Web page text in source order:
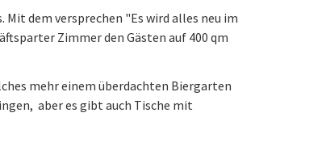
Mit dem versprechen "Es wird alles neu im
Zimmer den Gästen auf 400 qm
mehr einem überdachten Biergarten
aber es gibt auch Tische mit